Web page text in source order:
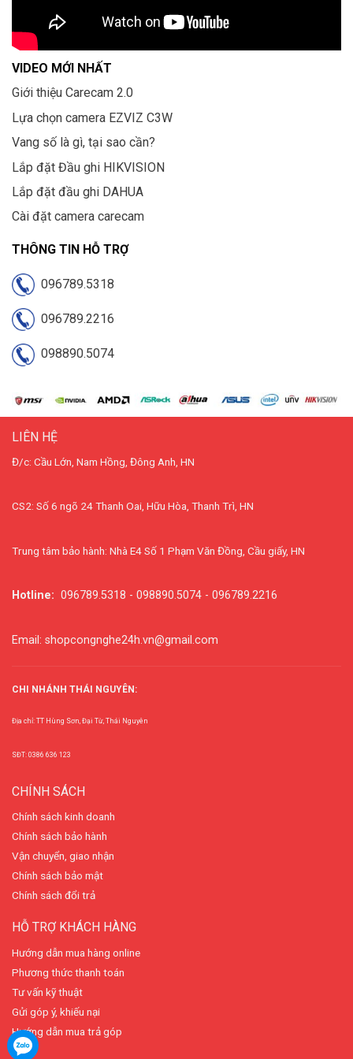
VIDEO MỚI NHẤT
Giới thiệu Carecam 2.0
Lựa chọn camera EZVIZ C3W
Vang số là gì, tại sao cần?
Lắp đặt Đầu ghi HIKVISION
Lắp đặt đầu ghi DAHUA
Cài đặt camera carecam
THÔNG TIN HỖ TRỢ
096789.5318
096789.2216
098890.5074
LIÊN HỆ
Đ/c: Cầu Lớn, Nam Hồng, Đông Anh, HN
CS2: Số 6 ngõ 24 Thanh Oai, Hữu Hòa, Thanh Trì, HN
Trung tâm bảo hành: Nhà E4 Số 1 Phạm Văn Đồng, Cầu giấy, HN
Hotline: 096789.5318 - 098890.5074 - 096789.2216
Email: shopcongnghe24h.vn@gmail.com
CHI NHÁNH THÁI NGUYÊN:
Địa chỉ: TT Hùng Sơn, Đại Từ, Thái Nguyên
SĐT: 0386 636 123
CHÍNH SÁCH
Chính sách kinh doanh
Chính sách bảo hành
Vận chuyển, giao nhận
Chính sách bảo mật
Chính sách đổi trả
HỖ TRỢ KHÁCH HÀNG
Hướng dẫn mua hàng online
Phương thức thanh toán
Tư vấn kỹ thuật
Gửi góp ý, khiếu nại
Hướng dẫn mua trả góp